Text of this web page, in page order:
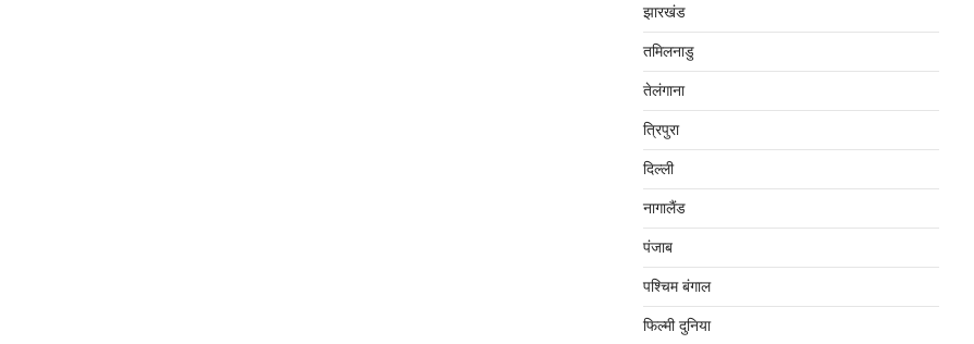
झारखंड
तमिलनाडु
तेलंगाना
त्रिपुरा
दिल्‍ली
नागालैंड
पंजाब
पश्चिम बंगाल
फिल्मी दुनिया